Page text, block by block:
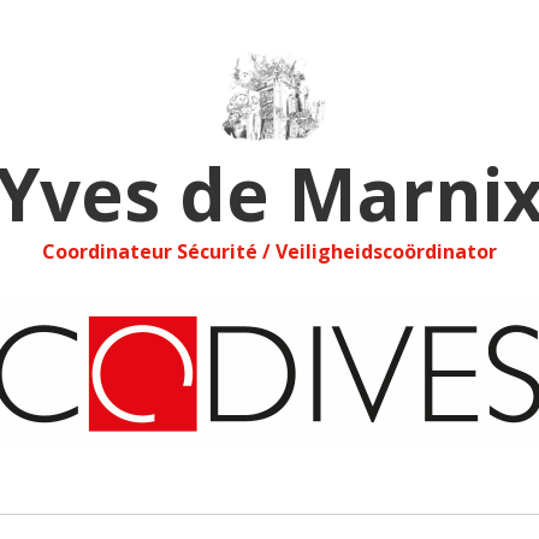
de
Coordinateur Sécurité / Veiligheidscoördinator